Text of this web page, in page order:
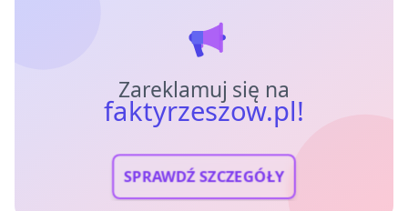
Zareklamuj się na
faktyrzeszow.pl!
SPRAWDŹ SZCZEGÓŁY